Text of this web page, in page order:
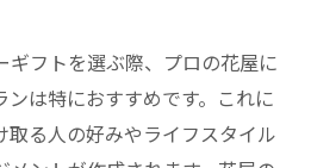
ギフトを選ぶ際、プロの花屋に
ンは特におすすめです。これに
取る人の好みやライフスタイル